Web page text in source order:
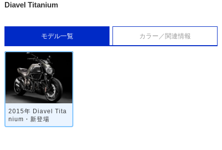
Diavel Titanium
モデル一覧 カラー／関連情報
2015年 Diavel Tita
nium・新登場